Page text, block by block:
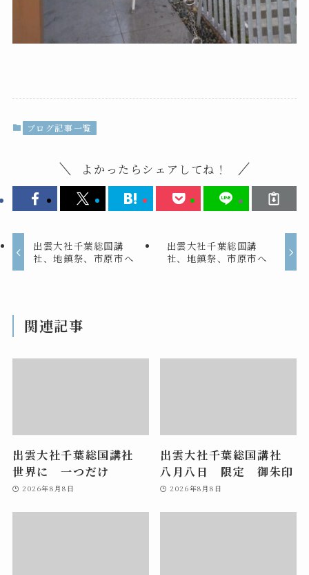
ブログ記事一覧
よかったらシェアしてね！
出雲大社千葉総国講
社、地鎮祭、市原市へ
出雲大社千葉総国講
社、地鎮祭、市原市へ
関連記事
出雲大社千葉総国講社
世界に 一つだけ
2026年8月8日
出雲大社千葉総国講社
八月八日 限定 御朱印
2026年8月8日